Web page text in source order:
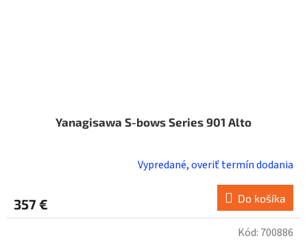
Yanagisawa S-bows Series 901 Alto
Vypredané, overiť termín dodania
357 € Do košíka
Kód: 700886